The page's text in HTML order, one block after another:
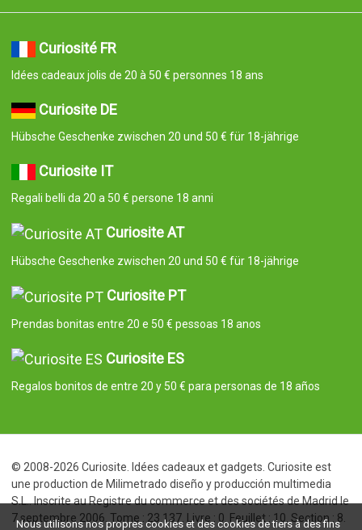
Curiosité FR
Idées cadeaux jolis de 20 à 50 € personnes 18 ans
Curiosite DE
Hübsche Geschenke zwischen 20 und 50 € für 18-jährige
Curiosite IT
Regali belli da 20 a 50 € persone 18 anni
Curiosite AT
Hübsche Geschenke zwischen 20 und 50 € für 18-jährige
Curiosite PT
Prendas bonitas entre 20 e 50 € pessoas 18 anos
Curiosite ES
Regalos bonitos de entre 20 y 50 € para personas de 18 años
© 2008-2026 Curiosite. Idées cadeaux et gadgets. Curiosite est
une production de Milimetrado diseño y producción multimedia
S.L.. Inscrite au Registre du commerce et des sociétés de Madrid le
7 septembre 2006. Tome : 23.137. Livre : 0. Feuillet : 10. Section : 8.
Nous utilisons nos propres cookies et des cookies de tiers à des fins